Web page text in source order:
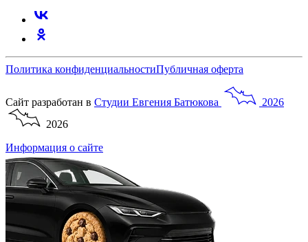
Политика конфиденциальностиПубличная оферта
Сайт разработан в Студии Евгения Батюкова
2026
2026
Информация о сайте